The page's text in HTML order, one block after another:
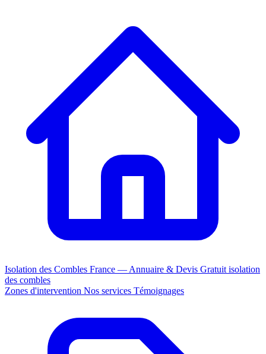
Isolation des Combles France — Annuaire & Devis Gratuit isolation
des combles
Zones d'intervention Nos services Témoignages